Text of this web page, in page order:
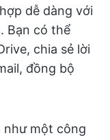
dễ dàng với
Bạn có thể
chia sẻ lời
đồng bộ
như một công